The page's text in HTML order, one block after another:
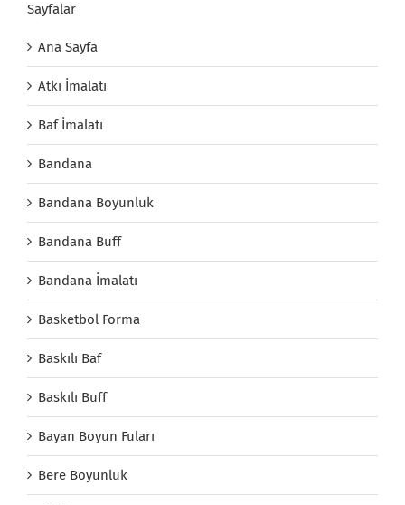
Sayfalar
Ana Sayfa
Atkı İmalatı
Baf İmalatı
Bandana
Bandana Boyunluk
Bandana Buff
Bandana İmalatı
Basketbol Forma
Baskılı Baf
Baskılı Buff
Bayan Boyun Fuları
Bere Boyunluk